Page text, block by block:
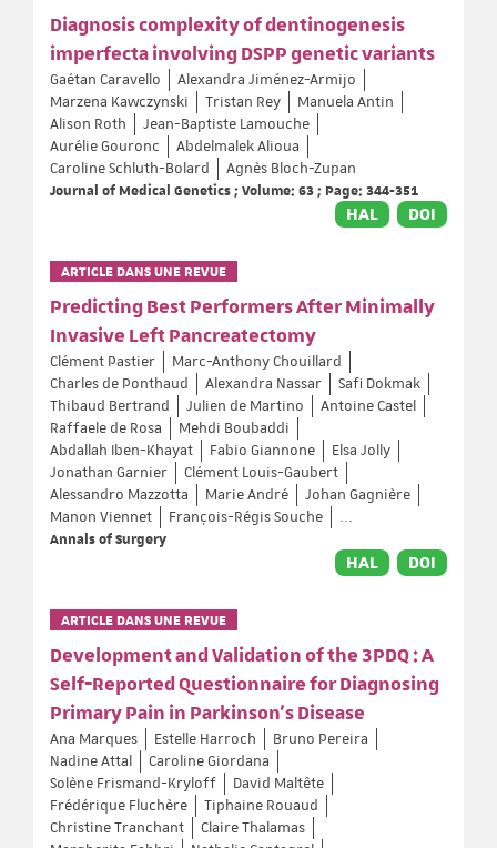
Diagnosis complexity of dentinogenesis
imperfecta involving DSPP genetic variants
Gaétan Caravello
Alexandra Jiménez-Armijo
Marzena Kawczynski
Tristan Rey
Manuela Antin
Alison Roth
Jean-Baptiste Lamouche
Aurélie Gouronc
Abdelmalek Alioua
Caroline Schluth-Bolard
Agnès Bloch-Zupan
Journal of Medical Genetics ; Volume: 63 ; Page: 344-351
HAL DOI
ARTICLE DANS UNE REVUE
Predicting Best Performers After Minimally
Invasive Left Pancreatectomy
Clément Pastier
Marc-Anthony Chouillard
Charles de Ponthaud
Alexandra Nassar
Safi Dokmak
Thibaud Bertrand
Julien de Martino
Antoine Castel
Raffaele de Rosa
Mehdi Boubaddi
Abdallah Iben-Khayat
Fabio Giannone
Elsa Jolly
Jonathan Garnier
Clément Louis-Gaubert
Alessandro Mazzotta
Marie André
Johan Gagnière
Manon Viennet
François-Régis Souche
...
Annals of Surgery
HAL DOI
ARTICLE DANS UNE REVUE
Development and Validation of the 3PDQ : A
Self‐Reported Questionnaire for Diagnosing
Primary Pain in Parkinson's Disease
Ana Marques Estelle Harroch
Bruno Pereira
Nadine Attal
Caroline Giordana
Solène Frismand-Kryloff
David Maltête
Frédérique Fluchère
Tiphaine Rouaud
Christine Tranchant
Claire Thalamas